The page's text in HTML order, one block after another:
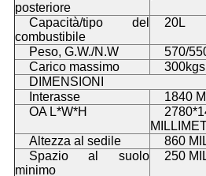
posteriore
Capacità/tipo del
combustibile
20L
Peso, G.W./N.W
570/
Carico massimo
300kgs
DIMENSIONI
Interasse
1840
OA L*W*H
Altezza al sedile
860
Spazio al suolo
minimo
250